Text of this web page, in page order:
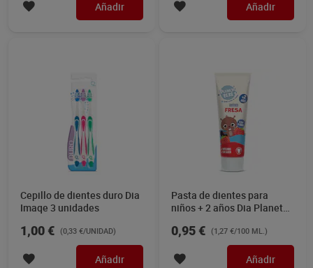
Añadir Añadir
Cepillo de dientes duro Dia
Imaqe 3 unidades
1,00 € (0,33 €/UNIDAD)
Añadir
Pasta de dientes para
niños + 2 años Dia Planeta
0,95 € (1,27 €/100 ML.)
Añadir